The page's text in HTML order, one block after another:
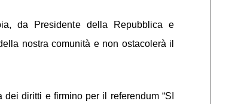
da Presidente della Repubblica e
nostra comunità e non ostacolerà il
diritti e firmino per il referendum “SI